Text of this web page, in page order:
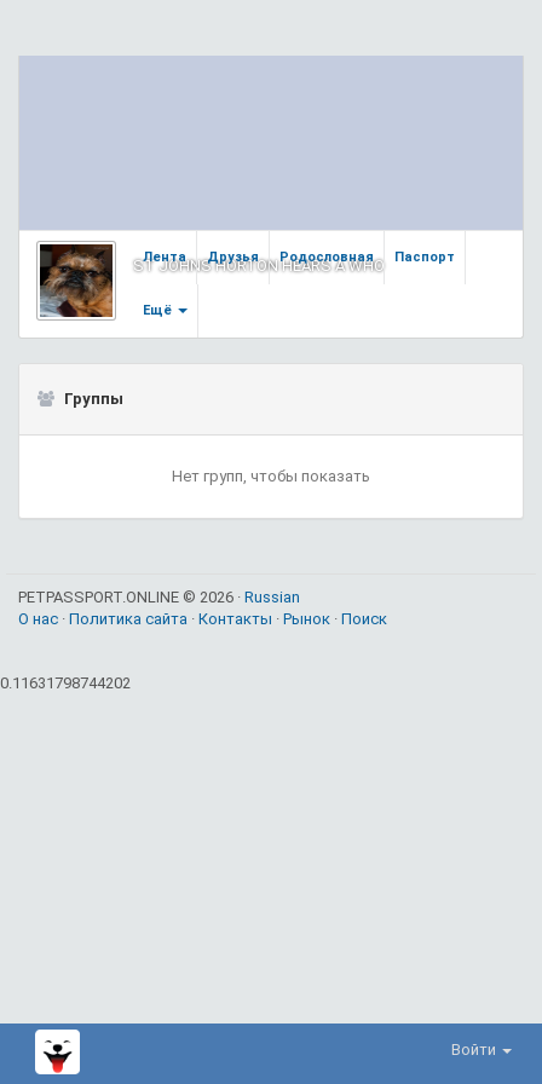
Войти
ST JOHNS HORTON HEARS A WHO
Лента Друзья Родословная Паспорт
Ещё
Группы
Нет групп, чтобы показать
PETPASSPORT.ONLINE © 2026 · Russian
О нас · Политика сайта · Контакты · Рынок · Поиск
0.11631798744202